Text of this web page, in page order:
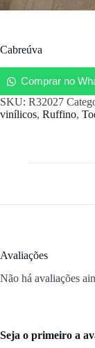
Cabreúva
Comprar no
SKU: R32027
vinílicos, Ruffino,
Avaliações
Não há avaliações
Seja o primeiro a